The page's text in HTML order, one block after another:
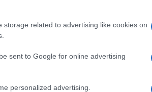
storage related to advertising like cookies on
sent to Google for online advertising
personalized advertising.